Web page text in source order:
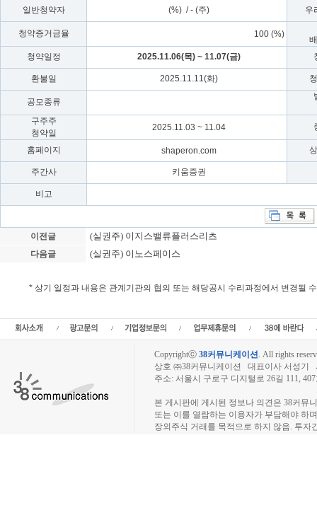
일반청약자 (%) / - (주) 우
청약증거금율 100 (%)
청약일정
2025.11.06(목) ~ 11.07(금)
환불일 2025.11.11(화)
공모종류
구주주
청약일
2025.11.03 ~ 11.04
홈페이지 shaperon.com
주간사 키움증권
비고
이전글 (실권주) 이지스밸류플러스리츠
다음글 (실권주) 이노스페이스
* 상기 일정과 내용은 관계기관의 협의 또는 해당공시 수리과정에서 변경될
Copyrightⓒ 38커뮤니케이션. All rights
상호 ㈜38커뮤니케이션 대표이사 서성기
주소: 서울시 구로구 디지털로 26길 111,
본 게시판에 게시된 정보나 의견은 38커뮤
또는 이를 열람하는 이용자가 부담해야 하
장외주식 거래를 목적으로 하지 않음. 투